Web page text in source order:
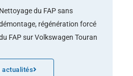
Nettoyage du FAP sans
régénération forcé
FAP sur Volkswagen Touran
actualités